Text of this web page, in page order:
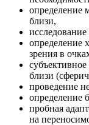
определение
близи,
определение
зрения в
близи
проведение
определение
пробная
на